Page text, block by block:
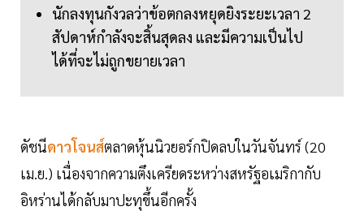
นักลงทุนกังวลว่าข้อตกลงหยุดยิงระยะเวลา 2
สัปดาห์กำลังจะสิ้นสุดลง และมีความเป็นไป
ได้ที่จะไม่ถูกขยายเวลา
ดัชนีดาวโจนส์ตลาดหุ้นนิวยอร์กปิดลบในวันจันทร์ (20
เม.ย.) เนื่องจากความตึงเครียดระหว่างสหรัฐอเมริกากับ
อิหร่านได้กลับมาปะทุขึ้นอีกครั้ง